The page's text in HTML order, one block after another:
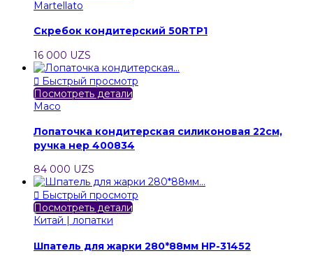
Martellato
Скребок кондитерский 50RTP1
16 000 UZS
 Быстрый просмотр
Посмотреть детали
Maco
Лопаточка кондитерская силиконовая 22см,
ручка нер 400834
84 000 UZS
 Быстрый просмотр
Посмотреть детали
Китай | лопатки
Шпатель для жарки 280*88мм HP-31452